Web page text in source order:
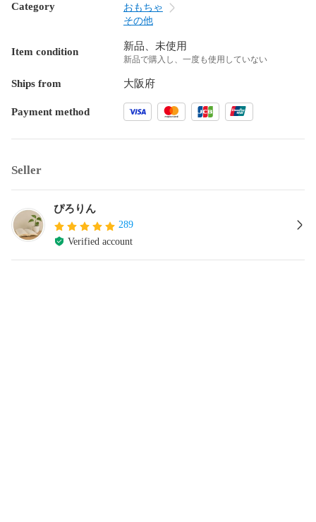
Category
おもちゃ
その他
Item condition 新品、未使用
新品で購入し、一度も使用していない
Ships from 大阪府
Payment method
Seller
ぴろりん
289
Verified account